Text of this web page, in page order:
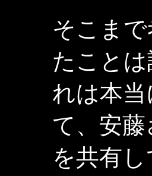
そこま
たこと
れは本
て、安
を共有